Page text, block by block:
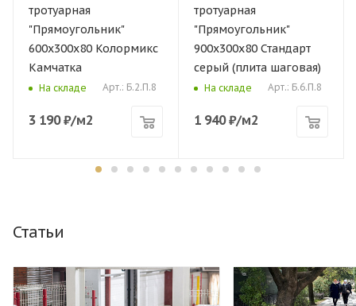
тротуарная
"Прямоугольник"
600х300х80 Колормикс
Камчатка
На складе Арт.: Б.2.П.8
3 190₽/м2
тротуарная
"Прямоугольник"
900х300х80 Стандарт
серый (плита шаговая)
На складе Арт.: Б.6.П.8
1 940₽/м2
Статьи